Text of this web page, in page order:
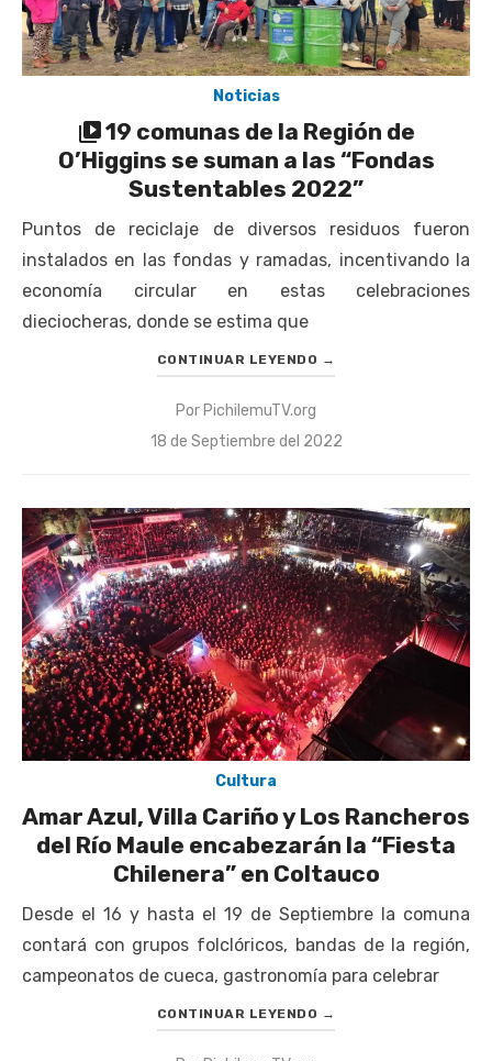
Noticias
19 comunas de la Región de
O’Higgins se suman a las “Fondas
Sustentables 2022”
Puntos de reciclaje de diversos residuos fueron
instalados en las fondas y ramadas, incentivando la
economía circular en estas celebraciones
dieciocheras, donde se estima que
CONTINUAR LEYENDO →
Por PichilemuTV.org
Publicado
18 de Septiembre del 2022
Cultura
Amar Azul, Villa Cariño y Los Rancheros
del Río Maule encabezarán la “Fiesta
Chilenera” en Coltauco
Desde el 16 y hasta el 19 de Septiembre la comuna
contará con grupos folclóricos, bandas de la región,
campeonatos de cueca, gastronomía para celebrar
CONTINUAR LEYENDO →